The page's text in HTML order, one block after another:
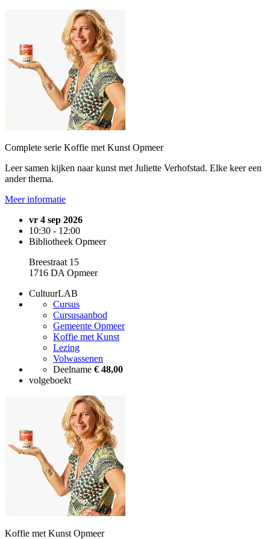
Complete serie Koffie met Kunst Opmeer
Leer samen kijken naar kunst met Juliette Verhofstad. Elke keer een
ander thema.
Meer informatie
vr 4 sep 2026
10:30 - 12:00
Bibliotheek Opmeer
Breestraat 15
1716 DA Opmeer
CultuurLAB
Cursus
Cursusaanbod
Gemeente Opmeer
Koffie met Kunst
Lezing
Volwassenen
Deelname € 48,00
volgeboekt
Koffie met Kunst Opmeer